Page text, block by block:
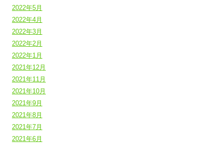
2022年5月
2022年4月
2022年3月
2022年2月
2022年1月
2021年12月
2021年11月
2021年10月
2021年9月
2021年8月
2021年7月
2021年6月